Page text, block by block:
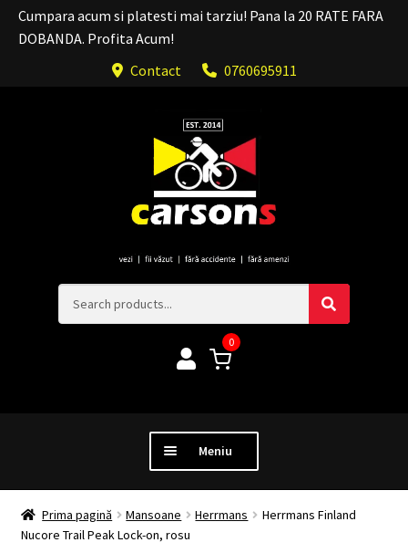
Cumpara acum si platesti mai tarziu! Pana la 20 RATE FARA
DOBANDA. Profita Acum!
Contact
0760695911
0
Meniu
PROMOTII
Prima pagină Mansoane Herrmans
Herrmans Finland
Nucore Trail Peak Lock-on, rosu